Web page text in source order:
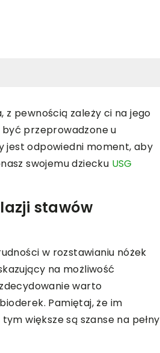
z pewnością zależy ci na jego
przeprowadzone u
jest odpowiedni moment, aby
swojemu dziecku USG
stawów
w rozstawianiu nóżek
na możliwość
warto
Pamiętaj, że im
większe są szanse na pełny